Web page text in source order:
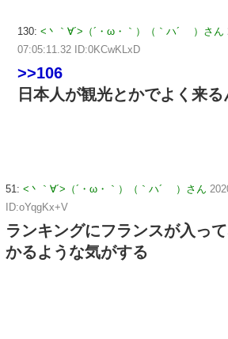
130: <丶｀∀´>（´・ω・｀）（｀ハ´ ）さん
07:05:11.32 ID:0KCwKLxD
>>106
日本人が観光とかでよく来る
51: <丶｀∀´>（´・ω・｀）（｀ハ´ ）さん
ID:oYqgKx+V
ランキングにフランスが入っ
かるような気がする